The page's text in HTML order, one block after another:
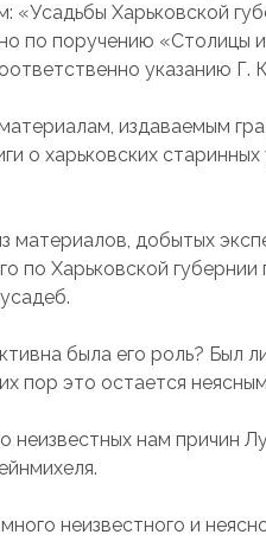
«Усадьбы Харьковской
по поручению «Столицы
указанию Г.
издаваемым
о харьковских
материалов, добытых
по Харьковской
была его роль? Был
пор это остается
неизвестных нам причин
неизвестного и